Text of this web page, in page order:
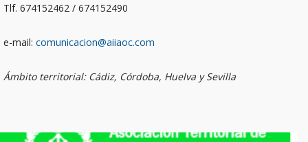
Tlf. 674152462 / 674152490
e-mail: comunicacion@aiiaoc.com
Ámbito territorial: Cádiz, Córdoba, Huelva y Sevilla